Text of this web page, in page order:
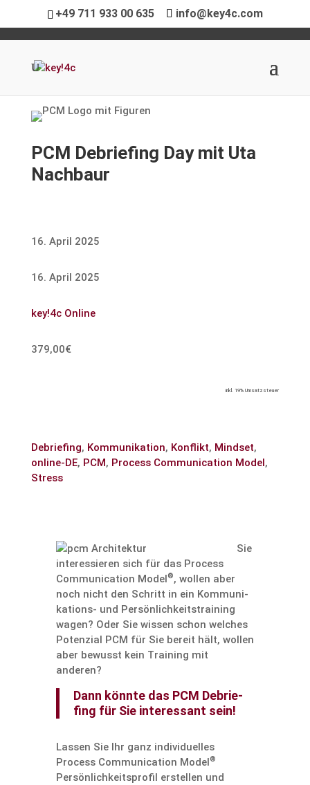
+49 711 933 00 635 info@key4c.com
PCM Debrie­fing Day mit Uta
Nachbaur
16. April 2025
16. April 2025
key!4c Online
379,00€
inkl. 19% Umsatzsteuer
Debriefing, Kommunikation, Konflikt, Mindset,
online-DE, PCM, Process Communication Model,
Stress
Sie
inter­es­sieren sich für das Process
Commu­ni­ca­tion Model®, wollen aber
noch nicht den Schritt in ein Kommu­ni­
ka­tions- und Persön­lich­keits­trai­ning
wagen? Oder Sie wissen schon welches
Poten­zial PCM für Sie bereit hält, wollen
aber bewusst kein Training mit
anderen?
Dann könnte das PCM Debrie­
fing für Sie inter­es­sant sein!
Lassen Sie Ihr ganz indivi­du­elles
Process Commu­ni­ca­tion Model®
Persön­lich­keits­profil erstellen und